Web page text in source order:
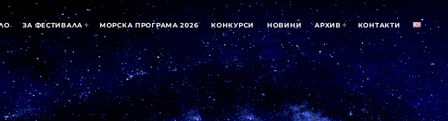
ЗА ФЕСТИВАЛА МОРСКА ПРОГРАМА 2026 КОНКУРСИ НОВИНИ АРХИВ КОНТАКТИ
MOST UPVOTED